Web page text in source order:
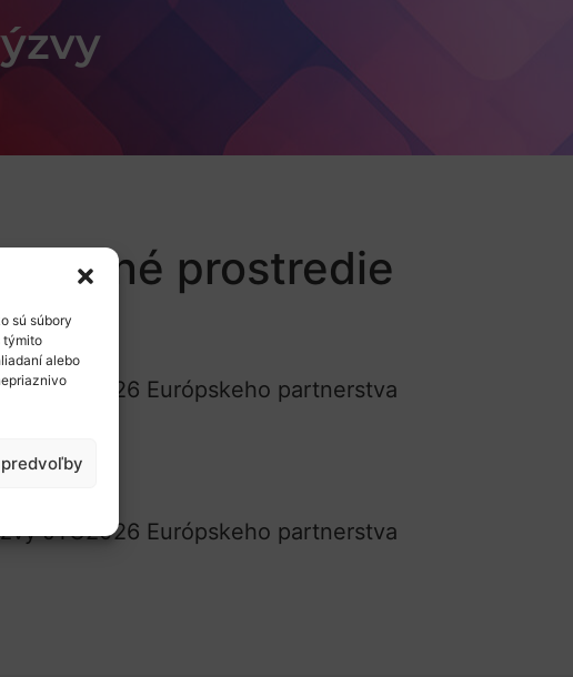
sú súbory
týmito
alebo
prostredie
JTC2026 Európskeho partnerstva
JTC2026 Európskeho partnerstva